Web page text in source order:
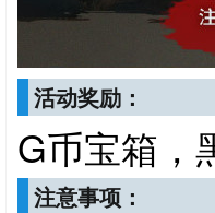
活动奖励：
G币宝箱，
注意事项：